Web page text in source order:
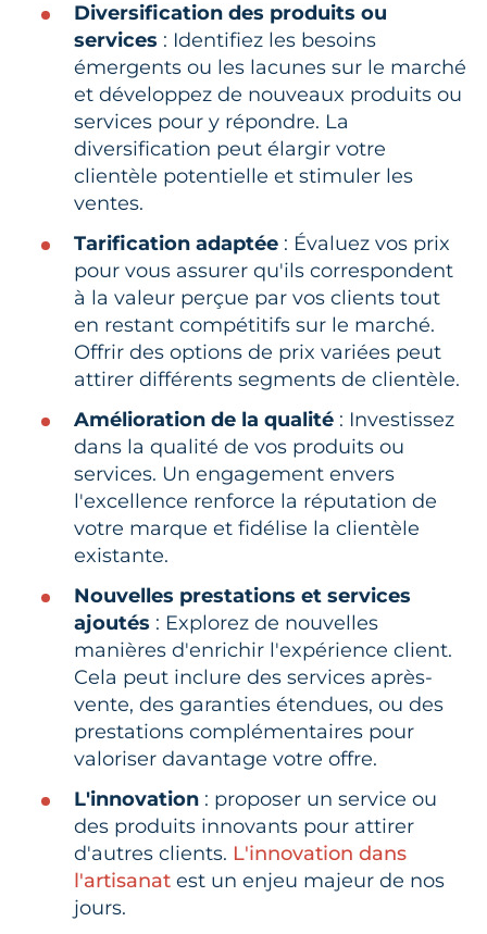
Diversification des produits ou
services : Identifiez les besoins
émergents ou les lacunes sur le marché
et développez de nouveaux produits ou
services pour y répondre. La
diversification peut élargir votre
clientèle potentielle et stimuler les
ventes.
Tarification adaptée : Évaluez vos prix
pour vous assurer qu'ils correspondent
à la valeur perçue par vos clients tout
en restant compétitifs sur le marché.
Offrir des options de prix variées peut
attirer différents segments de clientèle.
Amélioration de la qualité : Investissez
dans la qualité de vos produits ou
services. Un engagement envers
l'excellence renforce la réputation de
votre marque et fidélise la clientèle
existante.
Nouvelles prestations et services
ajoutés : Explorez de nouvelles
manières d'enrichir l'expérience client.
Cela peut inclure des services après-
vente, des garanties étendues, ou des
prestations complémentaires pour
valoriser davantage votre offre.
L'innovation : proposer un service ou
des produits innovants pour attirer
d'autres clients. L'innovation dans
l'artisanat est un enjeu majeur de nos
jours.